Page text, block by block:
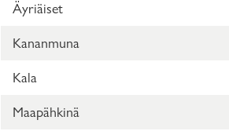
Äyriäiset
Kananmuna
Kala
Maapähkinä